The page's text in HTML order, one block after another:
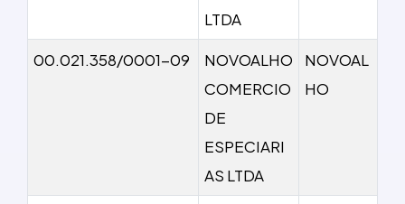
LTDA
00.021.358/0001-09
NOVOALHO
COMERCIO
DE
ESPECIARI
AS LTDA
NOVOAL
HO